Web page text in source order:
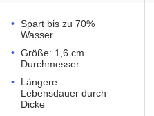
Spart bis zu 70%
Wasser
Größe: 1,6 cm
Durchmesser
Längere
Lebensdauer durch
Dicke